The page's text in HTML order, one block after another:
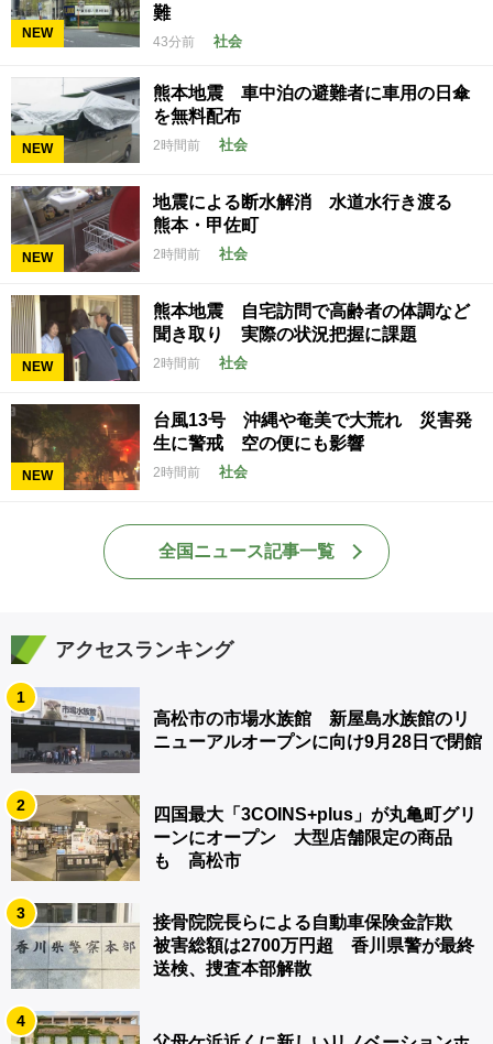
NEW
難
43分前 社会
NEW
熊本地震 車中泊の避難者に車用の日傘
を無料配布
2時間前 社会
NEW
地震による断水解消 水道水行き渡る
熊本・甲佐町
2時間前 社会
NEW
熊本地震 自宅訪問で高齢者の体調など
聞き取り 実際の状況把握に課題
2時間前 社会
NEW
台風13号 沖縄や奄美で大荒れ 災害発
生に警戒 空の便にも影響
2時間前 社会
全国ニュース記事一覧
アクセスランキング
1
高松市の市場水族館 新屋島水族館のリ
ニューアルオープンに向け9月28日で閉館
2
四国最大「3COINS+plus」が丸亀町グリ
ーンにオープン 大型店舗限定の商品
も 高松市
3
接骨院院長らによる自動車保険金詐欺
被害総額は2700万円超 香川県警が最終
送検、捜査本部解散
4